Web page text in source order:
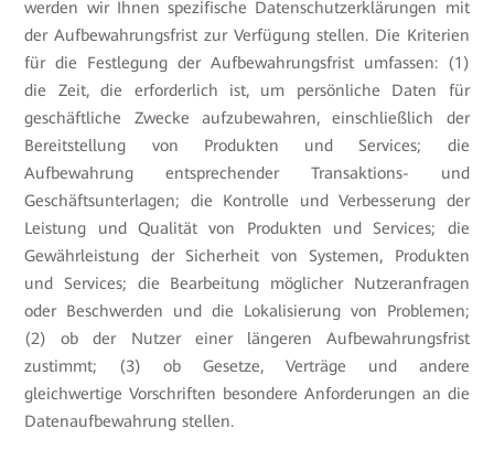
werden wir Ihnen spezifische Datenschutzerklärungen mit
der Aufbewahrungsfrist zur Verfügung stellen. Die Kriterien
für die Festlegung der Aufbewahrungsfrist umfassen: (1)
die Zeit, die erforderlich ist, um persönliche Daten für
geschäftliche Zwecke aufzubewahren, einschließlich der
Bereitstellung von Produkten und Services; die
Aufbewahrung entsprechender Transaktions- und
Geschäftsunterlagen; die Kontrolle und Verbesserung der
Leistung und Qualität von Produkten und Services; die
Gewährleistung der Sicherheit von Systemen, Produkten
und Services; die Bearbeitung möglicher Nutzeranfragen
oder Beschwerden und die Lokalisierung von Problemen;
(2) ob der Nutzer einer längeren Aufbewahrungsfrist
zustimmt; (3) ob Gesetze, Verträge und andere
gleichwertige Vorschriften besondere Anforderungen an die
Datenaufbewahrung stellen.